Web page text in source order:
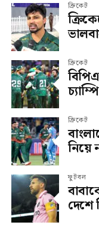
ক্রিকেট
ক্রিকেট
ক্রিকেট
নিয়ে
ফুটবল
দেশে